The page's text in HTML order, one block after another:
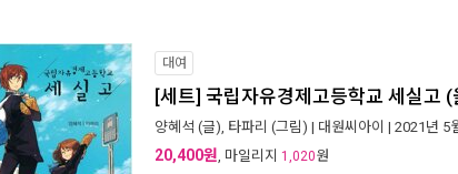
대여
[세트] 국립자유경제고등학교 세실고
양혜석 (글), 타파리 (그림) | 대원씨아이 | 2021년 5
20,400원, 마일리지 1,020원